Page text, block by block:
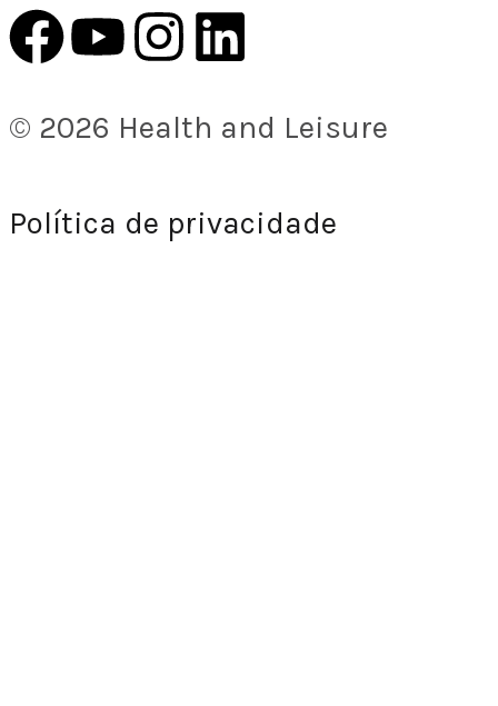
© 2026 Health and Leisure
Política de privacidade